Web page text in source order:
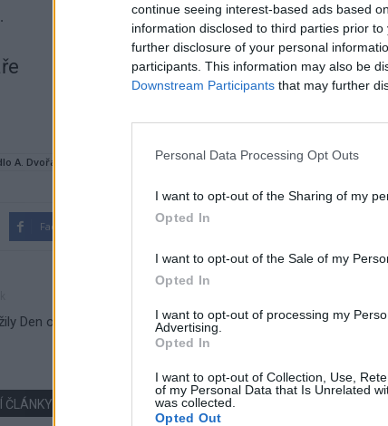
continue seeing interest-based ads based
information disclosed to third parties prior
further disclosure of your personal
participants. This information may also be
Downstream Participants that may further
Personal Data Processing Opt Outs
I want to opt-out of the Sharing of my
Opted In
I want to opt-out of the Sale of my
Opted In
I want to opt-out of processing my
Advertising.
Opted In
I want to opt-out of Collection, Use,
of my Personal Data that Is Unrelated
was collected.
Opted Out
A. Dvořáka Příbram Lukáš Typlt opona pořad Rádio Otava
Facebook Twitter
Den otevřených dveří u jineckých
MIG 21
ČLÁNKY VÍCE OD AUTORA